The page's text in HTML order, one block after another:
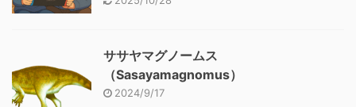
ササヤマグノームス
（Sasayamagnomus）
2024/9/17